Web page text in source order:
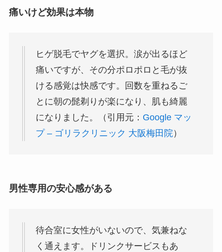
痛いけど効果は本物
ヒゲ脱毛でヤグを選択。涙が出るほど
痛いですが、その分ポロポロと毛が抜
ける感覚は快感です。回数を重ねるご
とに朝の髭剃りが楽になり、肌も綺麗
になりました。（引用元： Google マッ
プ – ゴリラクリニック 大阪梅田院）
男性専用の安心感がある
待合室に女性がいないので、気兼ねな
く通えます。ドリンクサービスもあ